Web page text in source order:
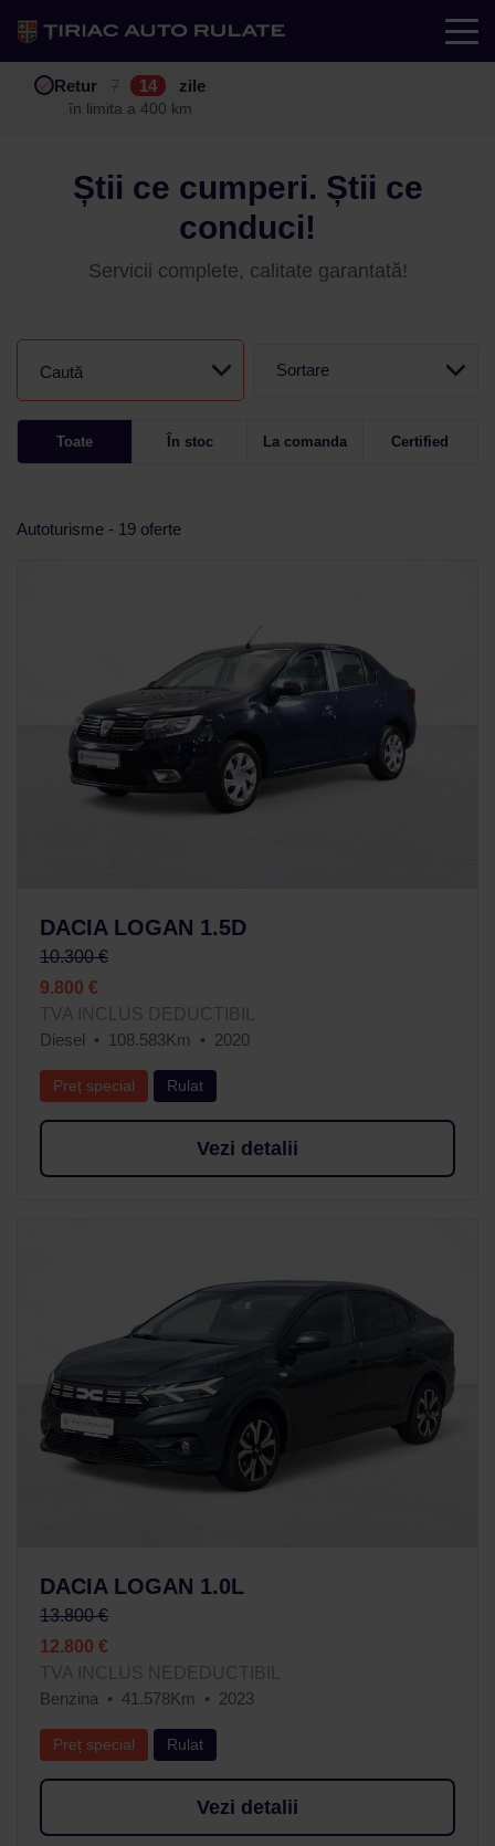
Test drive
Retur 14 zile
în limita a 400 km
Garanție 12 24
în limita a 25.000 km
Buy back
Știi ce cumperi. Știi ce
conduci!
Servicii complete, calitate garantată!
Caută Sortare
Toate În stoc La comanda Certified
Autoturisme - 19 oferte
DACIA LOGAN 1.5D
10.300 €
9.800 €
TVA INCLUS DEDUCTIBIL
Diesel
108.583Km 2020
Preț special Rulat
Vezi detalii
DACIA LOGAN 1.0L
13.800 €
12.800 €
TVA INCLUS NEDEDUCTIBIL
Benzina
41.578Km 2023
Preț special Rulat
Vezi detalii